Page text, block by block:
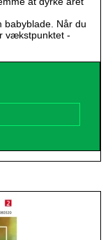
babyblade. Når du
vækstpunktet -